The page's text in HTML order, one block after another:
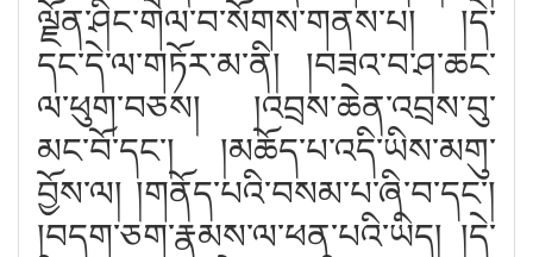
ལྗོན་ཤིང་གེལ་བ་སོགས་གནས་པ། །དེ་
དང་དེ་ལ་གཏོར་མ་ནི། །བཟའ་བ་ཤ་ཆང་
ལ་ཕུག་བཅས། །འབྲས་ཆེན་འབྲས་བུ་
མང་བོ་དང༌། །མཆོད་པ་འདི་ཡིས་མགུ་
བྱོས་ལ། །གནོད་པའི་བསམ་པ་ཞི་བ་དང༌།
།བདག་ཅག་རྣམས་ལ་ཕན་པའི་ཡིད། །དེ་